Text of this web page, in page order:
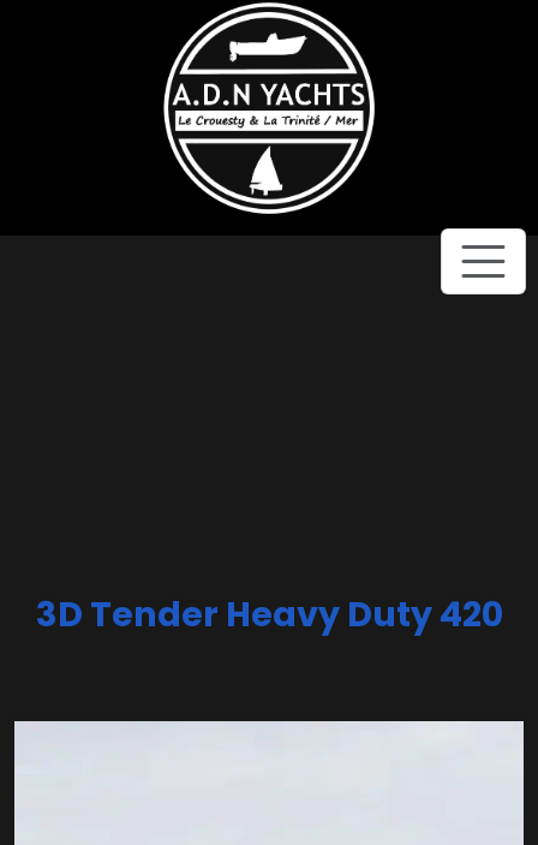
3D Tender Heavy Duty 420